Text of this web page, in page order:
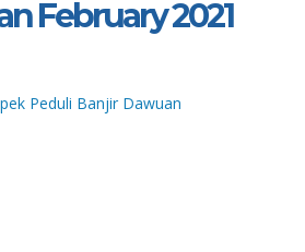
February 2021